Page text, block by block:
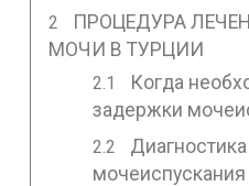
ПРОЦЕДУРА
МОЧИ В ТУРЦИИ
Когда
задержки
мочеиспускания